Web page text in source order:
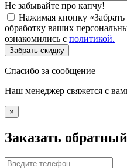
Не забывайте про капчу!
Нажимая кнопку «Забрать
обработку ваших
ознакомились с политикой.
Забрать скидку
Спасибо за сообщение
Наш менеджер свяжется с
×
Заказать